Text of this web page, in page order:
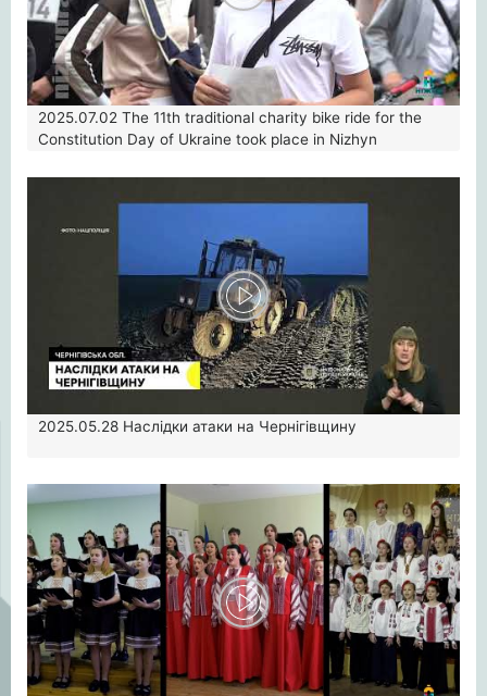
2025.07.02 The 11th traditional charity bike ride for the
Constitution Day of Ukraine took place in Nizhyn
2025.05.28 Наслідки атаки на Чернігівщину